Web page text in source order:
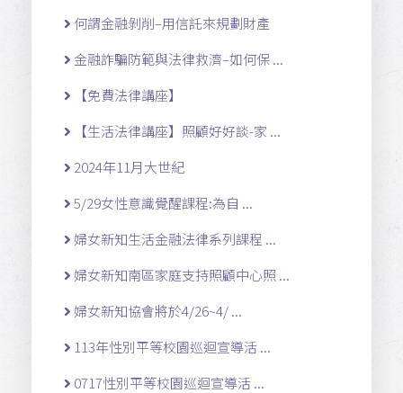
何謂金融剝削–用信託來規劃財產
金融詐騙防範與法律救濟–如何保 ...
【免費法律講座】
【生活法律講座】照顧好好談-家 ...
2024年11月大世紀
5/29女性意識覺醒課程:為自 ...
婦女新知生活金融法律系列課程 ...
婦女新知南區家庭支持照顧中心照 ...
婦女新知協會將於4/26~4/ ...
113年性別平等校園巡迴宣導活 ...
0717性別平等校園巡迴宣導活 ...